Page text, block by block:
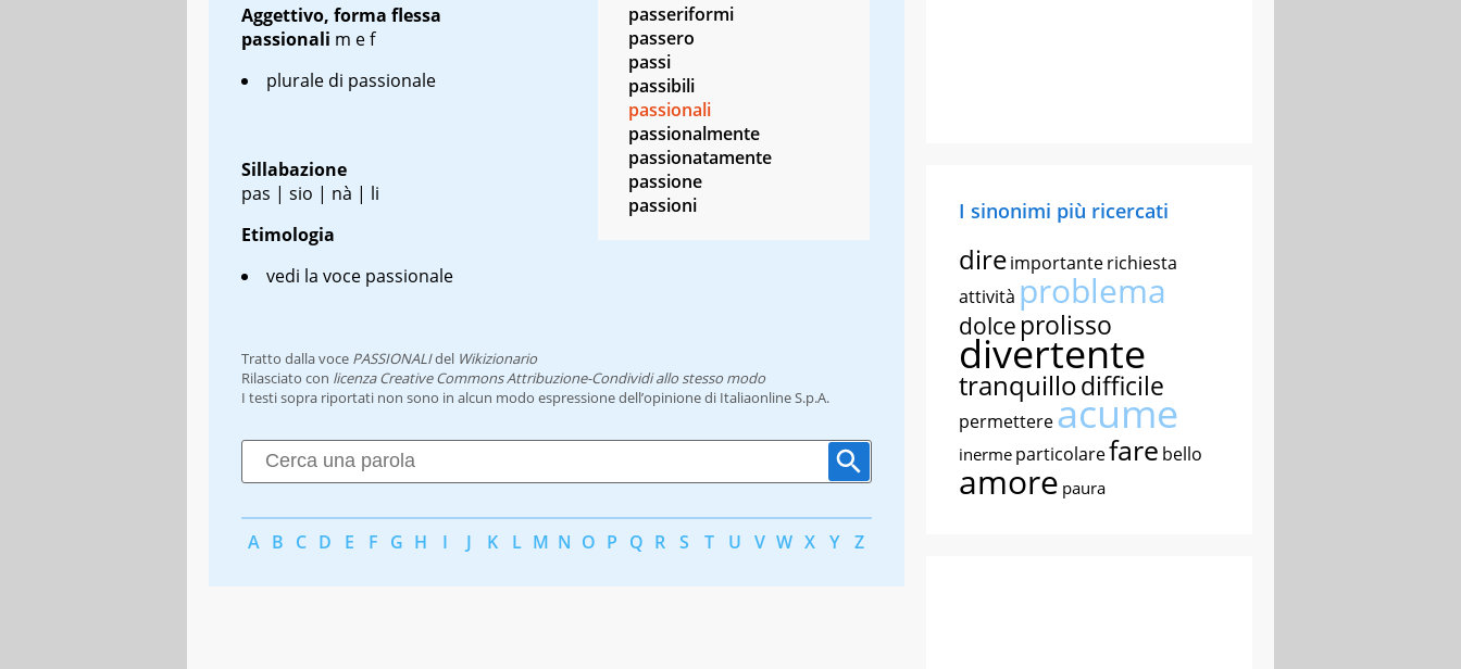
Aggettivo, forma flessa
passionali m ef
plurale di passionale
Sillabazione
pas | sio | nà | li
Etimologia
vedi la voce passionale
passeriformi
passero
passi
passibili
passionali
passionalmente
passionatamente
passione
passioni
Tratto dalla voce PASSIONALIdel Wikizionario
Rilasciato con licenza Creative Commons Attribuzione-Condividi allo stesso modo
I testi sopra riportati non sono in alcun modo espressione dell’opinione di Italiaonline S.p.A.
A B C D E F G H I J K L M N O P Q R S T U V W X Y Z
I sinonimi più ricercati
direimportanterichiesta
attività problema
dolce prolisso
divertente
tranquillodifficile
permettereacume
inerme particolarefare bello
amore paura